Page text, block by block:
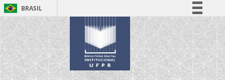
BRASIL
Simplifique!
Comunica BR
Participe
Acesso à informação